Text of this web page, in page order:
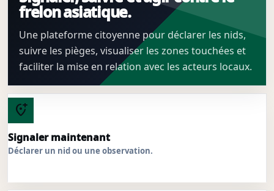
frelon asiatique.
Une plateforme citoyenne pour déclarer les nids,
suivre les pièges, visualiser les zones touchées et
faciliter la mise en relation avec les acteurs locaux.
add_location_alt
Signaler maintenant
Déclarer un nid ou une observation.